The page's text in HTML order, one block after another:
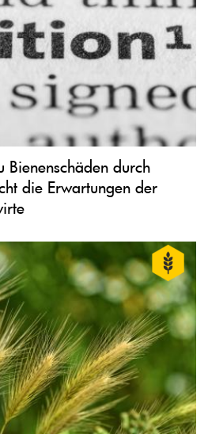
durch
die Erwartungen der